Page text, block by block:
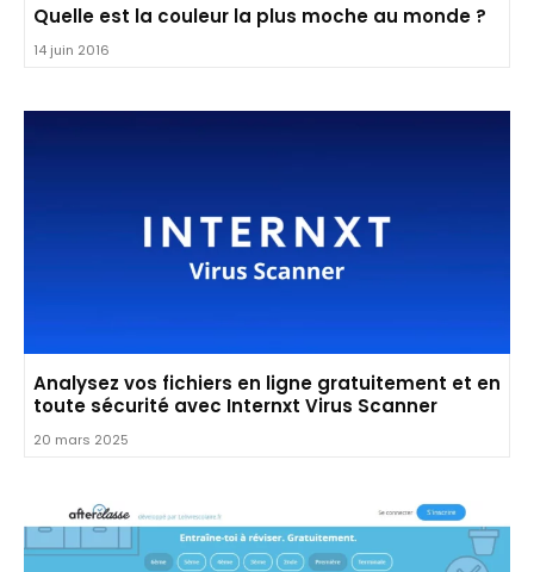
Quelle est la couleur la plus moche au monde ?
14 juin 2016
Analysez vos fichiers en ligne gratuitement et en
toute sécurité avec Internxt Virus Scanner
20 mars 2025